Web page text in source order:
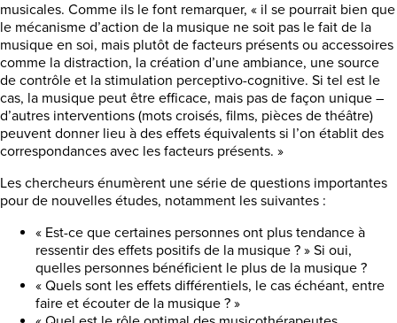
musicales. Comme ils le font remarquer, « il se pourrait bien que
le mécanisme d’action de la musique ne soit pas le fait de la
musique en soi, mais plutôt de facteurs présents ou accessoires
comme la distraction, la création d’une ambiance, une source
de contrôle et la stimulation perceptivo-cognitive. Si tel est le
cas, la musique peut être efficace, mais pas de façon unique –
d’autres interventions (mots croisés, films, pièces de théâtre)
peuvent donner lieu à des effets équivalents si l’on établit des
correspondances avec les facteurs présents. »
Les chercheurs énumèrent une série de questions importantes
pour de nouvelles études, notamment les suivantes :
« Est-ce que certaines personnes ont plus tendance à
ressentir des effets positifs de la musique ? » Si oui,
quelles personnes bénéficient le plus de la musique ?
« Quels sont les effets différentiels, le cas échéant, entre
faire et écouter de la musique ? »